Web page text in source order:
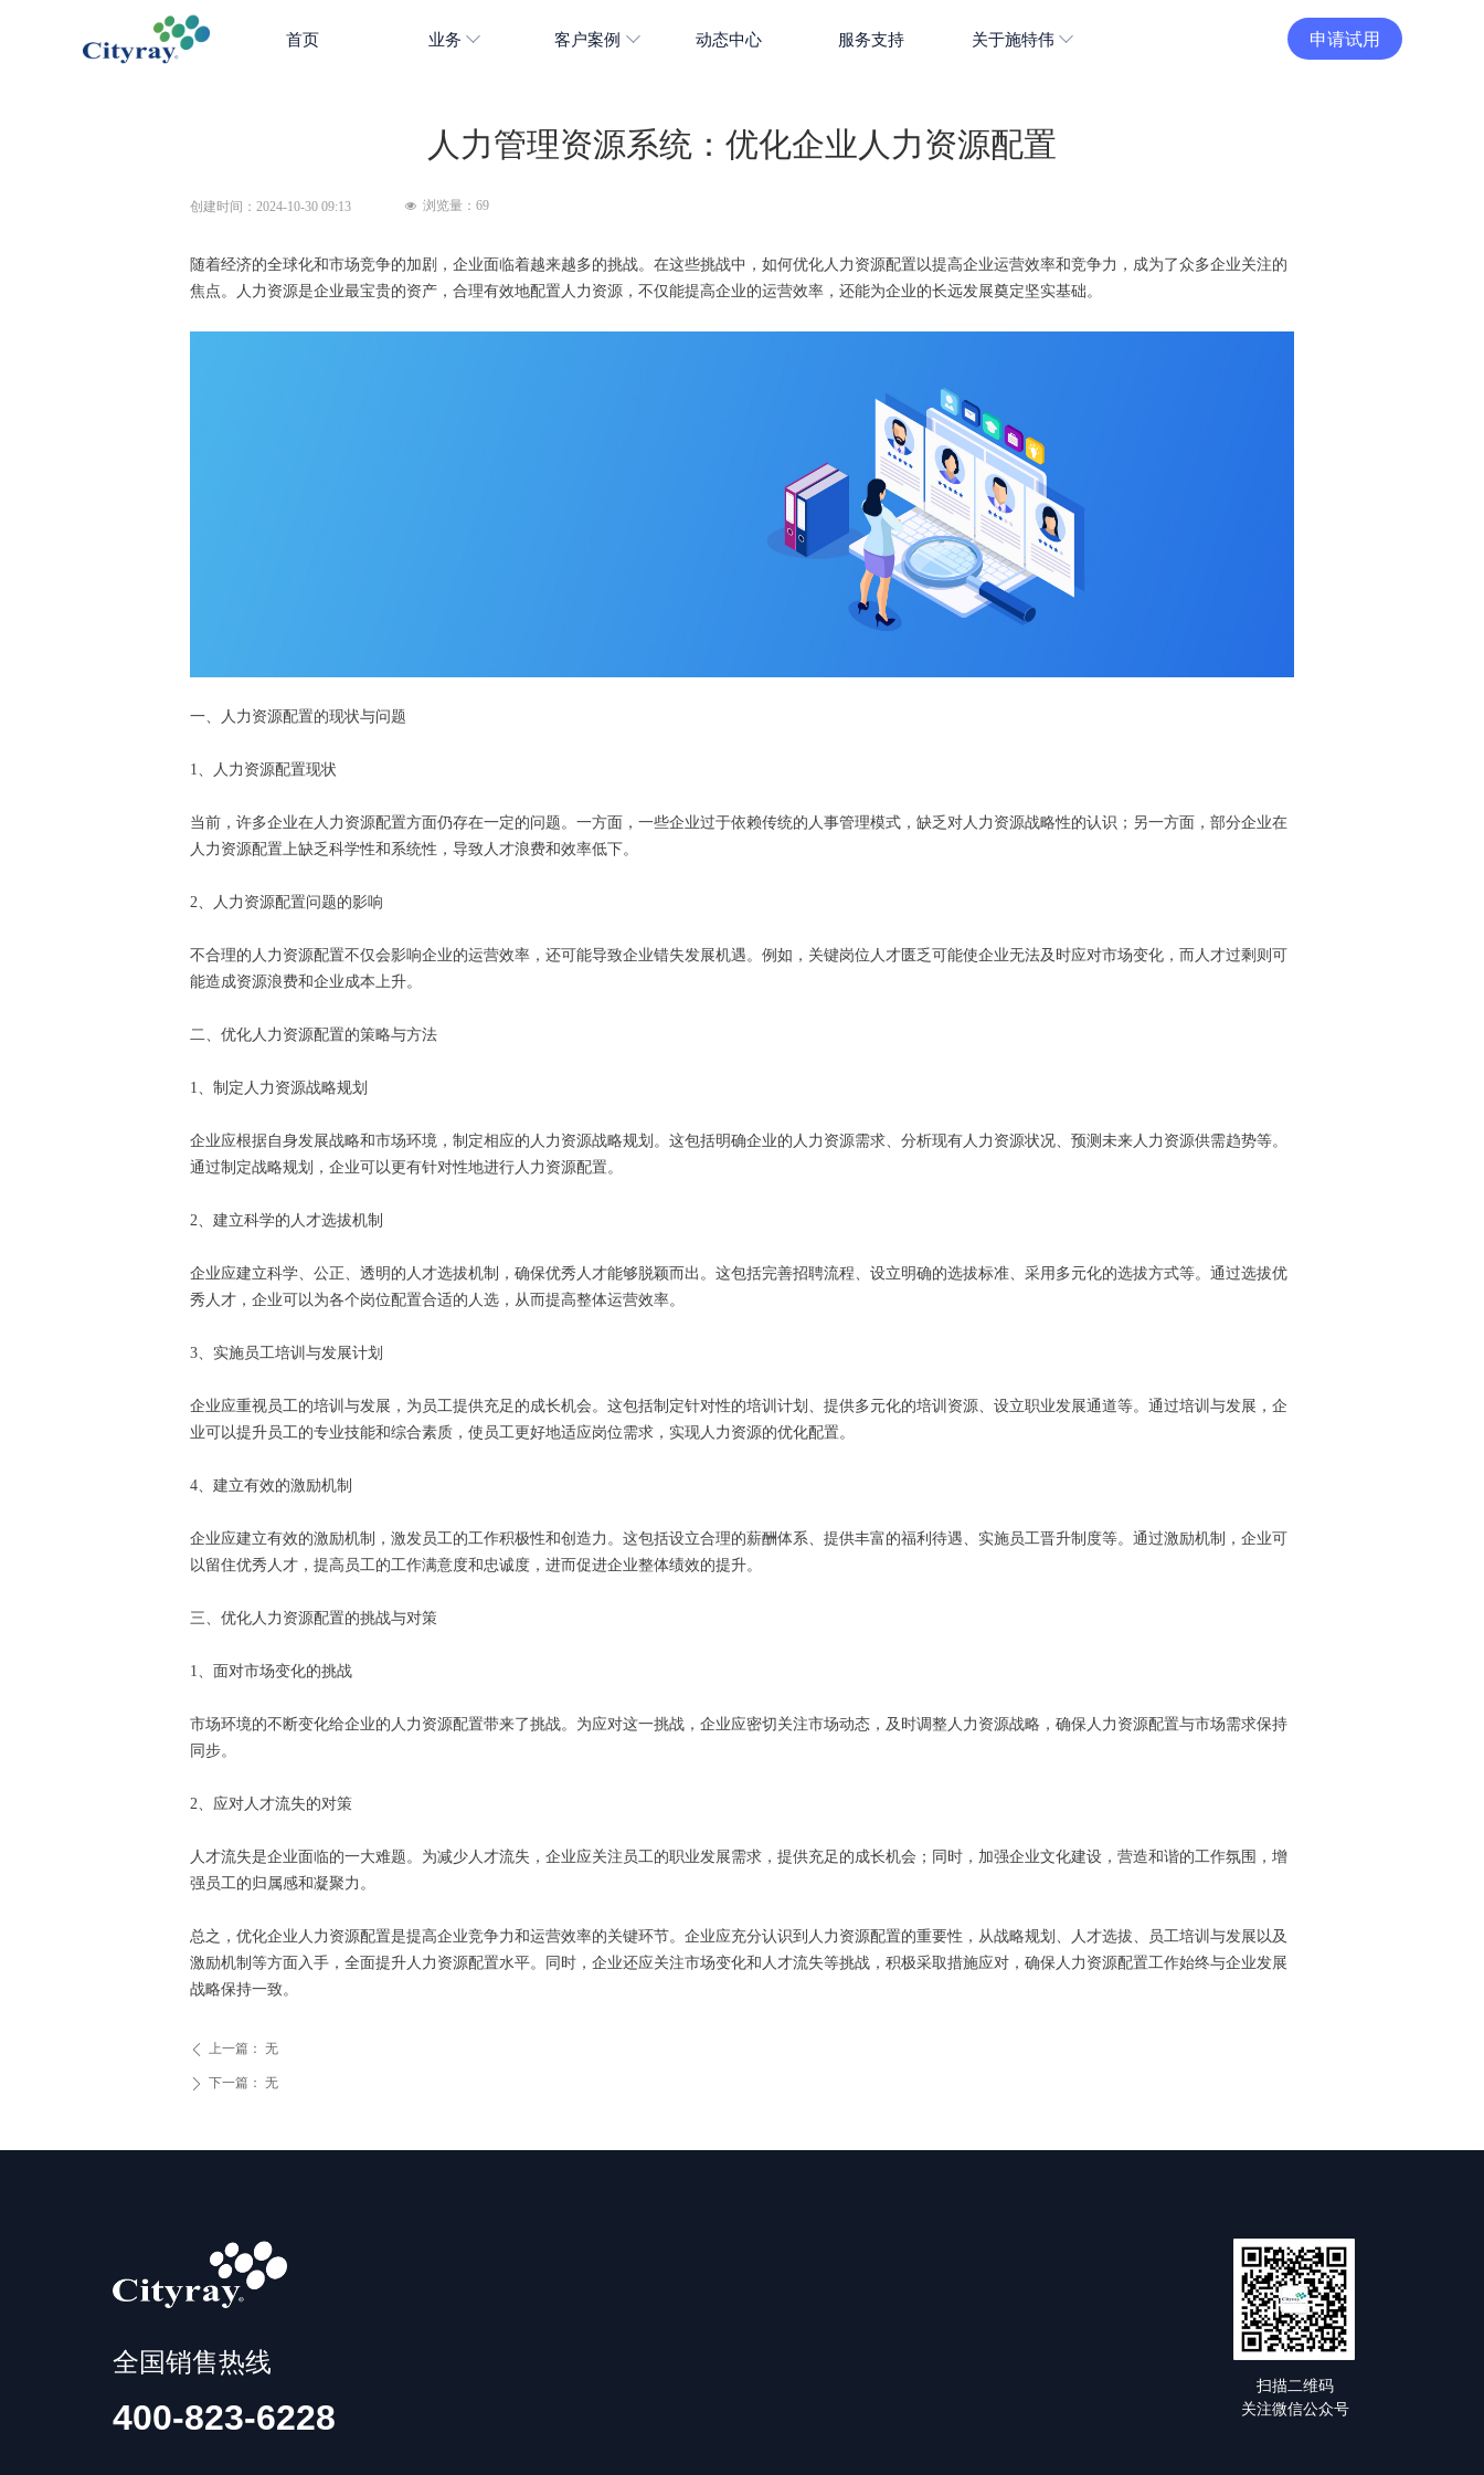
首页 业务 客户案例 动态中心 服务支持 关于施特伟 申请试用
人力管理资源系统：优化企业人力资源配置
随着经济的全球化和市场竞争的加剧，企业面临着越来越多的挑战。在这些挑战中，如何优化人力资源配置以提高企业运营效率和竞争力，成为了众多企业关注的
焦点。人力资源是企业最宝贵的资产，合理有效地配置人力资源，不仅能提高企业的运营效率，还能为企业的长远发展奠定坚实基础。
一、人力资源配置的现状与问题
1、人力资源配置现状
当前，许多企业在人力资源配置方面仍存在一定的问题。一方面，一些企业过于依赖传统的人事管理模式，缺乏对人力资源战略性的认识；另一方面，部分企业在
人力资源配置上缺乏科学性和系统性，导致人才浪费和效率低下。
2、人力资源配置问题的影响
不合理的人力资源配置不仅会影响企业的运营效率，还可能导致企业错失发展机遇。例如，关键岗位人才匮乏可能使企业无法及时应对市场变化，而人才过剩则可
能造成资源浪费和企业成本上升。
二、优化人力资源配置的策略与方法
1、制定人力资源战略规划
企业应根据自身发展战略和市场环境，制定相应的人力资源战略规划。这包括明确企业的人力资源需求、分析现有人力资源状况、预测未来人力资源供需趋势等。
通过制定战略规划，企业可以更有针对性地进行人力资源配置。
2、建立科学的人才选拔机制
企业应建立科学、公正、透明的人才选拔机制，确保优秀人才能够脱颖而出。这包括完善招聘流程、设立明确的选拔标准、采用多元化的选拔方式等。通过选拔优
秀人才，企业可以为各个岗位配置合适的人选，从而提高整体运营效率。
3、实施员工培训与发展计划
企业应重视员工的培训与发展，为员工提供充足的成长机会。这包括制定针对性的培训计划、提供多元化的培训资源、设立职业发展通道等。通过培训与发展，企
业可以提升员工的专业技能和综合素质，使员工更好地适应岗位需求，实现人力资源的优化配置。
4、建立有效的激励机制
企业应建立有效的激励机制，激发员工的工作积极性和创造力。这包括设立合理的薪酬体系、提供丰富的福利待遇、实施员工晋升制度等。通过激励机制，企业可
以留住优秀人才，提高员工的工作满意度和忠诚度，进而促进企业整体绩效的提升。
三、优化人力资源配置的挑战与对策
1、面对市场变化的挑战
市场环境的不断变化给企业的人力资源配置带来了挑战。为应对这一挑战，企业应密切关注市场动态，及时调整人力资源战略，确保人力资源配置与市场需求保持
同步。
2、应对人才流失的对策
人才流失是企业面临的一大难题。为减少人才流失，企业应关注员工的职业发展需求，提供充足的成长机会；同时，加强企业文化建设，营造和谐的工作氛围，增
强员工的归属感和凝聚力。
总之，优化企业人力资源配置是提高企业竞争力和运营效率的关键环节。企业应充分认识到人力资源配置的重要性，从战略规划、人才选拔、员工培训与发展以及
激励机制等方面入手，全面提升人力资源配置水平。同时，企业还应关注市场变化和人才流失等挑战，积极采取措施应对，确保人力资源配置工作始终与企业发展
战略保持一致。
ꄴ 上一篇： 无
ꄲ 下一篇： 无
创建时间： 2024-10-30 09:13 넶 浏览量： 69
全国销售热线
扫描二维码
关注微信公众号
400-823-6228